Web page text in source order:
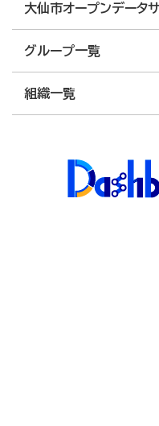
大仙市オープンデータ
グループ一覧
組織一覧
「14-6 中学校別学級
しています。
「14-4 小学校別学級
ています。
クセス可能です